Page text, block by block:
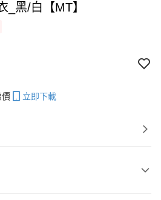
_黑/白【MT】
立即下載